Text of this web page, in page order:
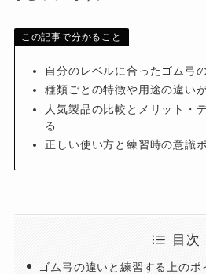
この記事で分かること
自分のレベルに合ったゴム弓
種類ごとの特徴や用途の違い
人気製品の比較とメリット・
る
正しい使い方と練習時の意識
目次
ゴム弓の違いと練習する上のポ